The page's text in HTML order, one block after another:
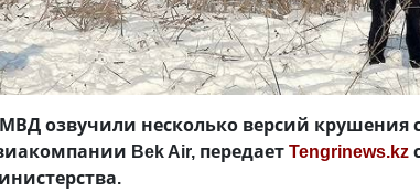
озвучили несколько версий крушения
Bek Air, передаетTengrinews.kz